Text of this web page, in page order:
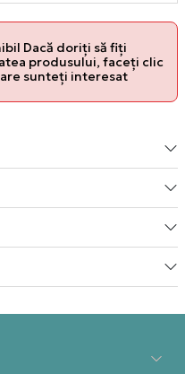
Dacă doriți să fiți
produsului, faceți clic
sunteți interesat